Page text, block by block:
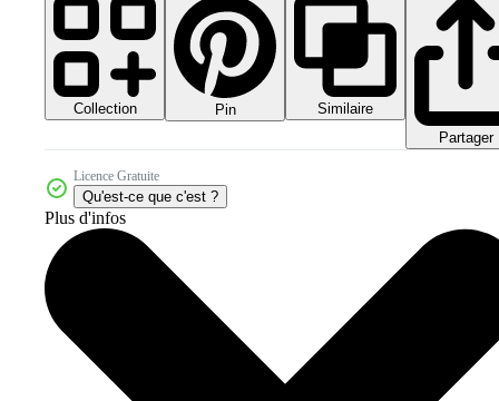
Collection Pin
Similaire
Partager
Licence Gratuite
Qu'est-ce que c'est ?
Plus d'infos